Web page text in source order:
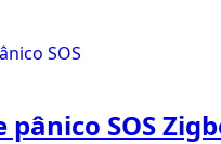
pânico SOS